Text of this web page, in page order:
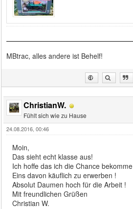
MBtrac, alles andere ist Behelf!
ChristianW.
Fühlt sich wie zu Hause
24.08.2016, 00:46
Moin,
Das sieht echt klasse aus!
Ich hoffe das ich die Chance bekomme
Eins davon käuflich zu erwerben !
Absolut Daumen hoch für die Arbeit !
Mit freundlichen Grüßen
Christian W.